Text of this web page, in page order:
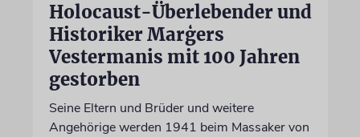
Holocaust-Überlebender und
Historiker Marģers
Vestermanis mit 100 Jahren
gestorben
Seine Eltern und Brüder und weitere
Angehörige werden 1941 beim Massaker von